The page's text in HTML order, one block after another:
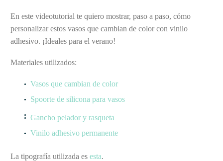
En este videotutorial te quiero mostrar, paso a paso, cómo
personalizar estos vasos que cambian de color con vinilo
adhesivo. ¡Ideales para el verano!
Materiales utilizados:
Vasos que cambian de color
Spoorte de silicona para vasos
Gancho pelador y rasqueta
Vinilo adhesivo permanente
La tipografía utilizada es esta.